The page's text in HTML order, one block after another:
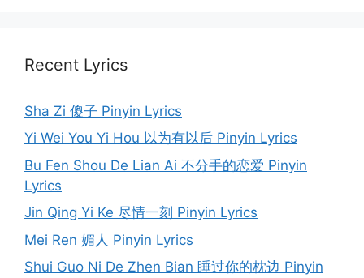
Recent Lyrics
Sha Zi 傻子 Pinyin Lyrics
Yi Wei You Yi Hou 以为有以后 Pinyin Lyrics
Bu Fen Shou De Lian Ai 不分手的恋爱 Pinyin
Lyrics
Jin Qing Yi Ke 尽情一刻 Pinyin Lyrics
Mei Ren 媚人 Pinyin Lyrics
Shui Guo Ni De Zhen Bian 睡过你的枕边 Pinyin